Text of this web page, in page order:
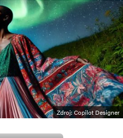
Zdroj: Copilot Designer